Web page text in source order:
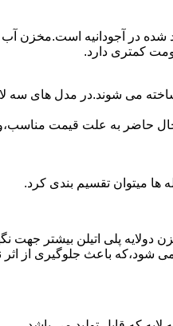
شده در آجودانیه است.مخزن آب
کمتری دارد.
می شوند.در مدل های سه
حال حاضر به علت قیمت
ها میتوان تقسیم بندی کرد.
دولایه پلی اتیلن بیشتر جهت
شود،که باعث جلوگیری از